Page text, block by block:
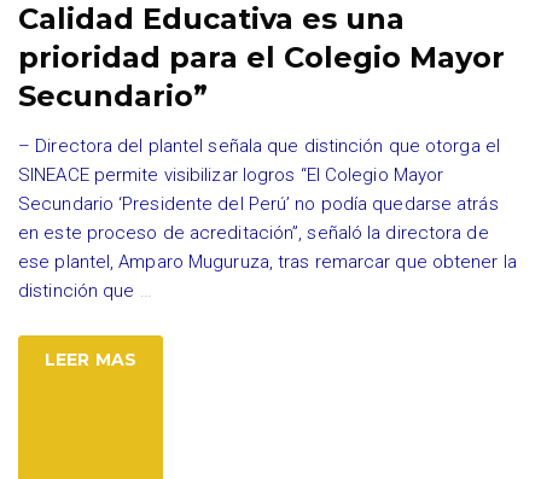
Calidad Educativa es una
prioridad para el Colegio Mayor
Secundario”
– Directora del plantel señala que distinción que otorga el
SINEACE permite visibilizar logros “El Colegio Mayor
Secundario ‘Presidente del Perú’ no podía quedarse atrás
en este proceso de acreditación”, señaló la directora de
ese plantel, Amparo Muguruza, tras remarcar que obtener la
distinción que …
LEER MAS